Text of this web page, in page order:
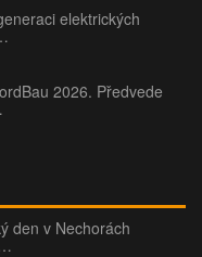
elektrických
2026. Předvede
den v Nechorách